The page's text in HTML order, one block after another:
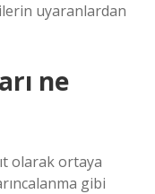
uyaranlardan
ne
olarak ortaya
gibi